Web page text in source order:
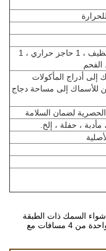
4 مشابك سمك ، 1 مجرفة تنظيف ، 1 حاجز حراري ، 1
أدراج المأكولات
للأسماك إلى مساحة دجاج
لضمان السلامة
، حفلة ، إلخ.
السمك ذات الطبقة
الواحدة ذات التسخين الفردي ذات الطبقة الواحدة من 4 مسافات مع